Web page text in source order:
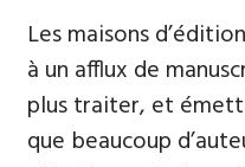
Les maisons
à un afflux de
plus traiter, et
que beaucoup